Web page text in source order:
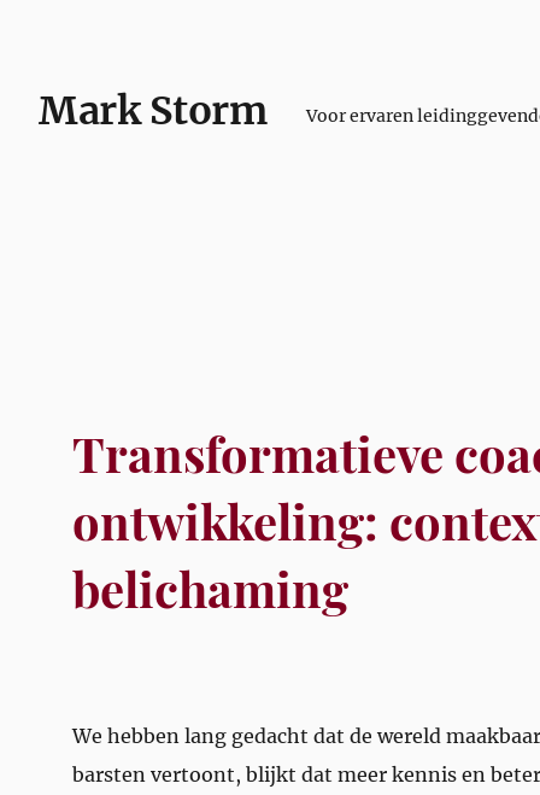
Mark Storm Voor ervaren
Transformatieve
ontwikkeling:
belichaming
We hebben lang gedacht dat de wereld
barsten vertoont, blijkt dat meer kennis en